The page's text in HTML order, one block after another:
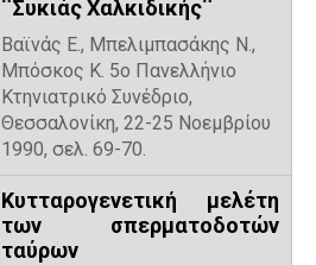
¨Συκιάς Χαλκιδικής¨
Βαϊνάς Ε., Μπελιμπασάκης Ν.,
Μπόσκος Κ. 5ο Πανελλήνιο
Κτηνιατρικό Συνέδριο,
Θεσσαλονίκη, 22-25 Νοεμβρίου
1990, σελ. 69-70.
Κυτταρογενετική μελέτη
των σπερματοδοτών
ταύρων